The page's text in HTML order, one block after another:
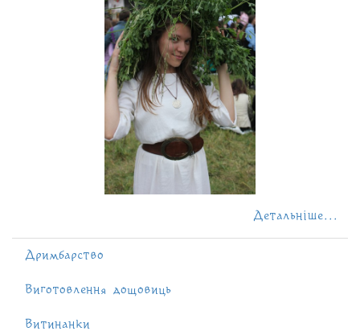
Детальніше...
Дримбарство
Виготовлення дощовиць
Витинанки